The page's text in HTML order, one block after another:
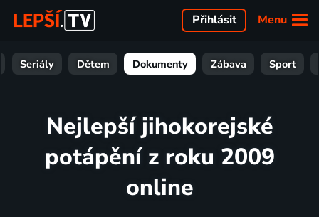
Menu
Přihlásit
Seriály Dětem Dokumenty Zábava Sport
Nejlepší jihokorejské
potápění z roku 2009
online